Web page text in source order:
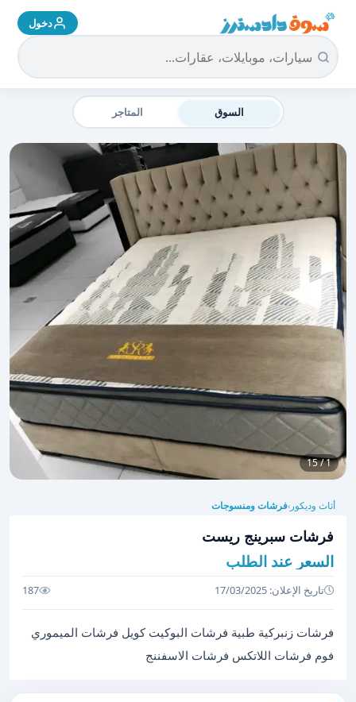
سوق دادسترز الرئيسية دخول
السوق المتاجر
1 / 15
أثاث وديكور ›فرشات ومنسوجات
فرشات سبرينج ريست
السعر عند الطلب
تاريخ الإعلان: 17/03/2025 187
فرشات زنبركية طبية فرشات البوكيت كويل فرشات الميموري
فوم فرشات اللاتكس فرشات الاسفننج